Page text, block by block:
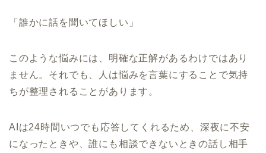
「誰かに話を聞いてほしい」
このような悩みには、明確な正解があるわけではあり
ません。それでも、人は悩みを言葉にすることで気持
ちが整理されることがあります。
AIは24時間いつでも応答してくれるため、深夜に不安
になったときや、誰にも相談できないときの話し相手